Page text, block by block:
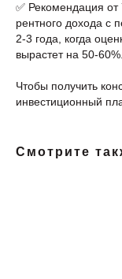
✅ Рекомендация от
рентного дохода с
2-3 года, когда
вырастет на 50-60%.
Чтобы получить
инвестиционный
Смотрите